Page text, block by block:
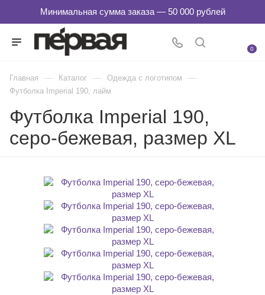
0
Главная — Каталог — Одежда с логотипом —
Футболка Imperial 190, лайм
Футболка Imperial 190,
серо-бежевая, размер XL